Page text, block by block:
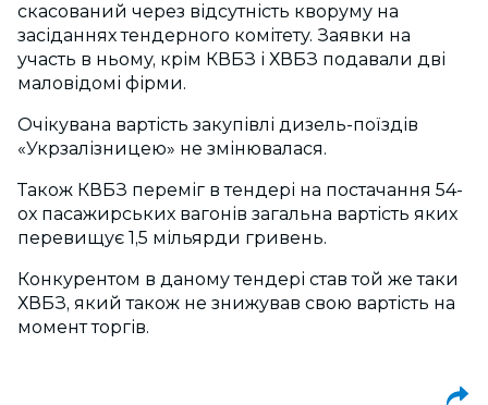
скасований через відсутність кворуму на
засіданнях тендерного комітету. Заявки на
участь в ньому, крім КВБЗ і ХВБЗ подавали дві
маловідомі фірми.
Очікувана вартість закупівлі дизель-поїздів
«Укрзалізницею» не змінювалася.
Також КВБЗ переміг в тендері на постачання 54-
ох пасажирських вагонів загальна вартість яких
перевищує 1,5 мільярди гривень.
Конкурентом в даному тендері став той же таки
ХВБЗ, який також не знижував свою вартість на
момент торгів.